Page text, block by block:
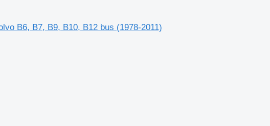
B6, B7, B9, B10, B12 bus (1978-2011)